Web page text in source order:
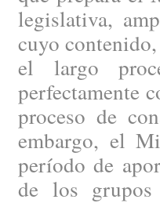
legislativa,
cuyo
el largo
perfectamente
proceso de
embargo, el
período de
de los grupos